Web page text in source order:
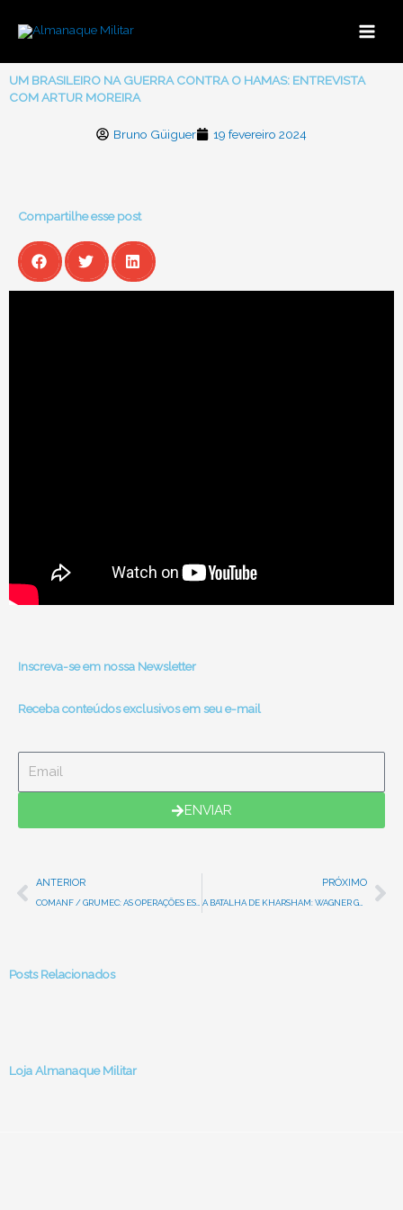
para
UM BRASILEIRO NA GUERRA CONTRA O HAMAS: ENTREVISTA
COM ARTUR MOREIRA
Bruno Güiguer 19 fevereiro 2024
Compartilhe esse post
Inscreva-se em nossa Newsletter
Receba conteúdos exclusivos em seu e-mail
ENVIAR
Prev
ANTERIOR PRÓXIMO
A BATALHA DE KHARSHAM: WAGNER GROUP E O ATAQUE À BASE DAS OPERAÇÕES ESPECIAIS DOS ESTADOS UNIDOS
Posts Relacionados
Loja Almanaque Militar